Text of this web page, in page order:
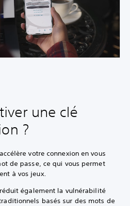
une clé
?
votre connexion en vous
de passe, ce qui vous permet
à vos jeux.
également la vulnérabilité
basés sur des mots de